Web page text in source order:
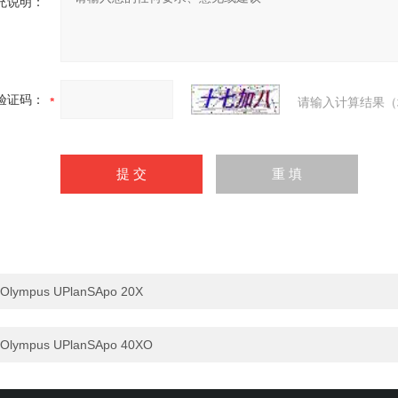
证码： 请输入计算结果
Olympus UPlanSApo 20X
Olympus UPlanSApo 40XO